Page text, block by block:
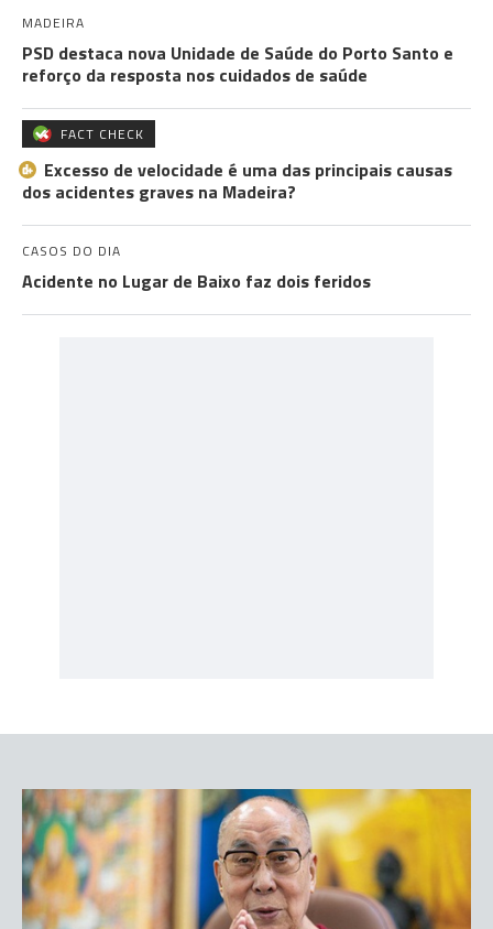
MADEIRA
PSD destaca nova Unidade de Saúde do Porto Santo e
reforço da resposta nos cuidados de saúde
FACT CHECK
Excesso de velocidade é uma das principais causas
dos acidentes graves na Madeira?
CASOS DO DIA
Acidente no Lugar de Baixo faz dois feridos